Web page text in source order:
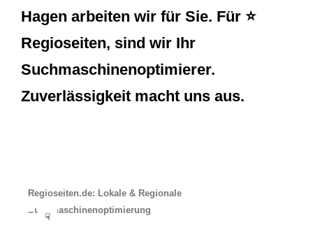
Hagen arbeiten wir für Sie. Für ⭐
Regioseiten, sind wir Ihr
Suchmaschinenoptimierer.
Zuverlässigkeit macht uns aus.
Regioseiten.de: Lokale & Regionale
Suchmaschinenoptimierung
☟